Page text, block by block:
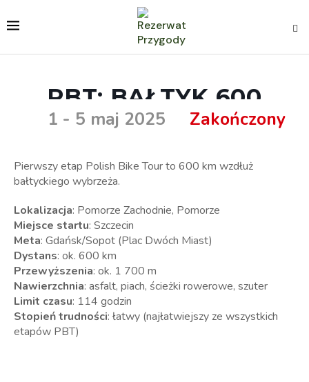
PBT: BAŁTYK 600
1 - 5 maj 2025 Zakończony
Pierwszy etap Polish Bike Tour to 600 km wzdłuż
bałtyckiego wybrzeża.
Lokalizacja: Pomorze Zachodnie, Pomorze
Miejsce startu: Szczecin
Meta: Gdańsk/Sopot (Plac Dwóch Miast)
Dystans: ok. 600 km
Przewyższenia: ok. 1 700 m
Nawierzchnia: asfalt, piach, ścieżki rowerowe, szuter
Limit czasu: 114 godzin
Stopień trudności: łatwy (najłatwiejszy ze wszystkich
etapów PBT)